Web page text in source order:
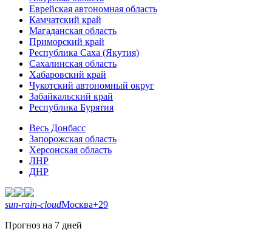
Еврейская автономная область
Камчатский край
Магаданская область
Приморский край
Республика Саха (Якутия)
Сахалинская область
Хабаровский край
Чукотский автономный округ
Забайкальский край
Республика Бурятия
Весь Донбасс
Запорожская область
Херсонская область
ЛНР
ДНР
sun-rain-cloudМосква+29
Прогноз на 7 дней